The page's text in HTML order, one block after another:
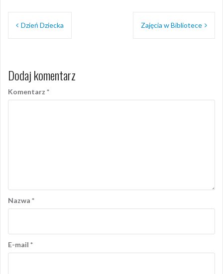
Nawigacja
Dzień Dziecka Zajęcia w Bibliotece
Dodaj komentarz
Komentarz *
Nazwa *
E-mail *